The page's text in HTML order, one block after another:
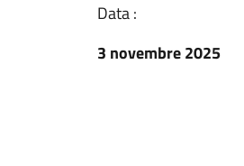
Data :
3 novembre 2025